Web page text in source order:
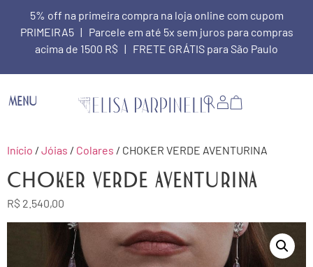
5% off na primeira compra na loja online com cupom
PRIMEIRA5 | Parcele em até 5x sem juros para compras
acima de 1500 R$ | FRETE GRÁTIS para São Paulo
MENU
Início / Jóias / Colares / CHOKER VERDE AVENTURINA
CHOKER VERDE AVENTURINA
R$ 2.540,00